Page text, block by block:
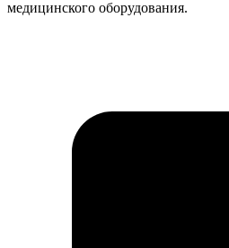
медицинского оборудования.